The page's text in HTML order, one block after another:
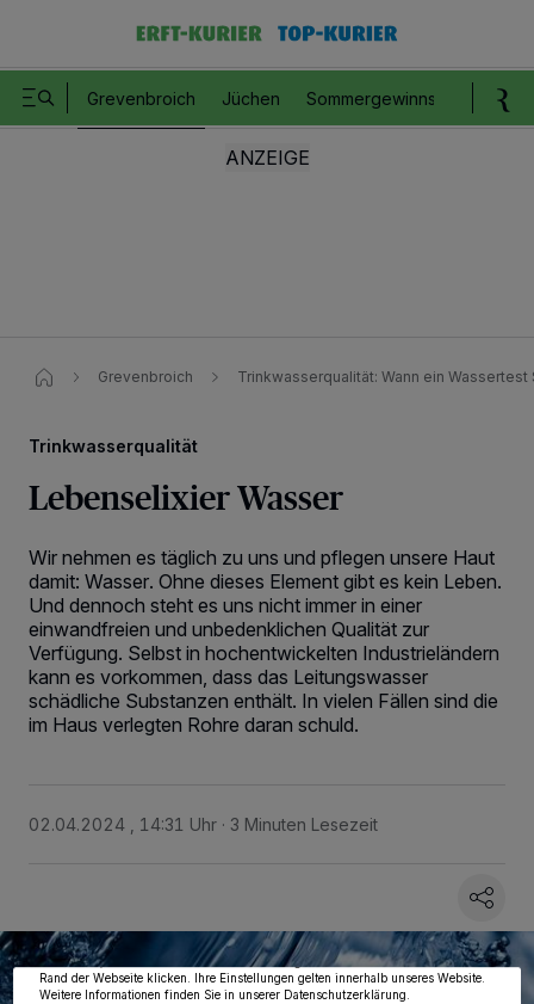
Grevenbroich Jüchen Sommergewinnspiel
Grevenbroich Trinkwasserqualität: Wann ein Wassertest
Trinkwasserqualität
Lebenselixier Wasser
Wir nehmen es täglich zu uns und pflegen unsere Haut
damit: Wasser. Ohne dieses Element gibt es kein Leben.
Und dennoch steht es uns nicht immer in einer
einwandfreien und unbedenklichen Qualität zur
Verfügung. Selbst in hochentwickelten Industrieländern
kann es vorkommen, dass das Leitungswasser
schädliche Substanzen enthält. In vielen Fällen sind die
im Haus verlegten Rohre daran schuld.
02.04.2024 , 14:31 Uhr 3 Minuten Lesezeit
möglicherweise nicht mehr so relevant für Sie. Sie können dieses Menü jederzeit
wieder aufrufen, um Ihre Einstellungen zu ändern oder Ihre Einwilligung zu
widerrufen, indem Sie auf den Link Einstellungen oder Ablehnen am unteren
Rand der Webseite klicken. Ihre Einstellungen gelten innerhalb unseres Website.
Weitere Informationen finden Sie in unserer Datenschutzerklärung.